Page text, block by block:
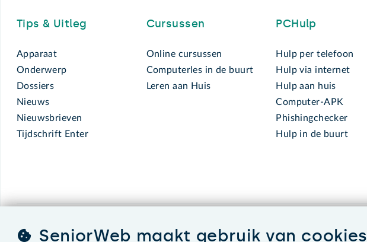
Tips & Uitleg
Apparaat
Onderwerp
Dossiers
Nieuws
Nieuwsbrieven
Tijdschrift Enter
Cursussen
Online cursussen
Computerles in de buurt
Leren aan Huis
PCHulp
Hulp per telefoon
Hulp via internet
Hulp aan huis
Computer-APK
Phishingchecker
Hulp in de buurt
SeniorWeb.De computerhulp voor u.
SeniorWeb maakt gebruik van cookies